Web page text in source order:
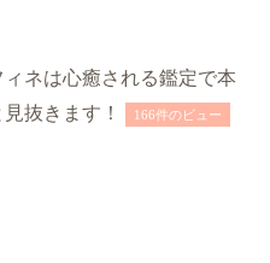
ネは心癒される鑑定で本
抜きます！
166件のビュー